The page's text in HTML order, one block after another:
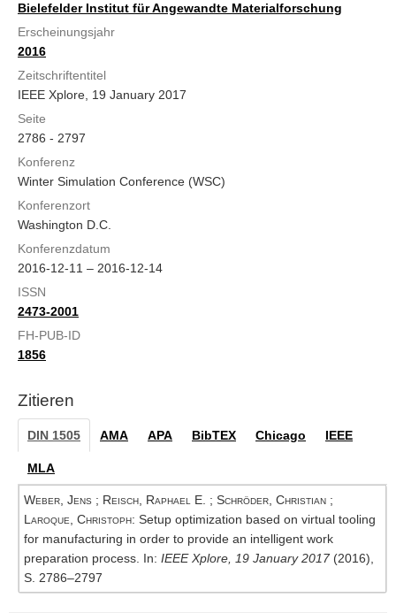
Bielefelder Institut für Angewandte Materialforschung
Erscheinungsjahr
2016
Zeitschriftentitel
IEEE Xplore, 19 January 2017
Seite
2786 - 2797
Konferenz
Winter Simulation Conference (WSC)
Konferenzort
Washington D.C.
Konferenzdatum
2016-12-11 – 2016-12-14
ISSN
2473-2001
FH-PUB-ID
1856
Zitieren
DIN 1505 AMA APA BibTEX Chicago IEEE
MLA
Weber, Jens ; Reisch, Raphael E. ; Schröder, Christian ;
Laroque, Christoph: Setup optimization based on virtual tooling
for manufacturing in order to provide an intelligent work
preparation process. In: IEEE Xplore, 19 January 2017 (2016),
S. 2786–2797